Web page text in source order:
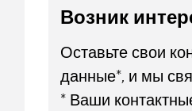
Возник
Оставьте свои
данные*, и мы
* Ваши